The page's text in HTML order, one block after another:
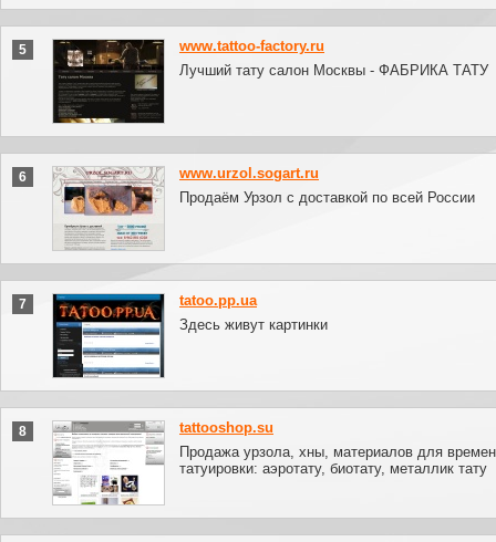
5
www.tattoo-factory.ru
Лучший тату салон Москвы - ФАБРИКА ТАТУ
6
www.urzol.sogart.ru
Продаём Урзол с доставкой по всей России
7
tatoo.pp.ua
Здесь живут картинки
8
tattooshop.su
Продажа урзола, хны, материалов для
татуировки: аэротату, биотату, металлик тату